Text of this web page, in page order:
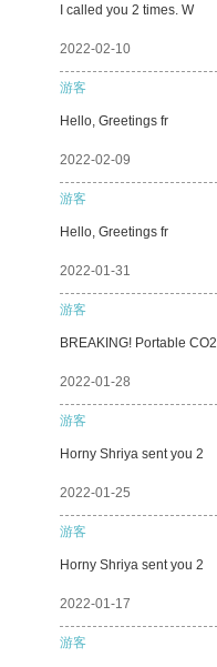
I called you 2 times. W
2022-02-10
游客
Hello, Greetings fr
2022-02-09
游客
Hello, Greetings fr
2022-01-31
游客
BREAKING! Portable CO2
2022-01-28
游客
Horny Shriya sent you 2
2022-01-25
游客
Horny Shriya sent you 2
2022-01-17
游客